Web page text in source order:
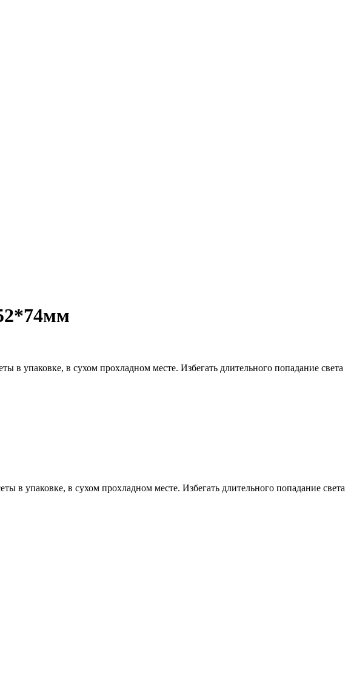
в упаковке, в сухом прохладном месте. Избегать длительного попадание света
в упаковке, в сухом прохладном месте. Избегать длительного попадание света